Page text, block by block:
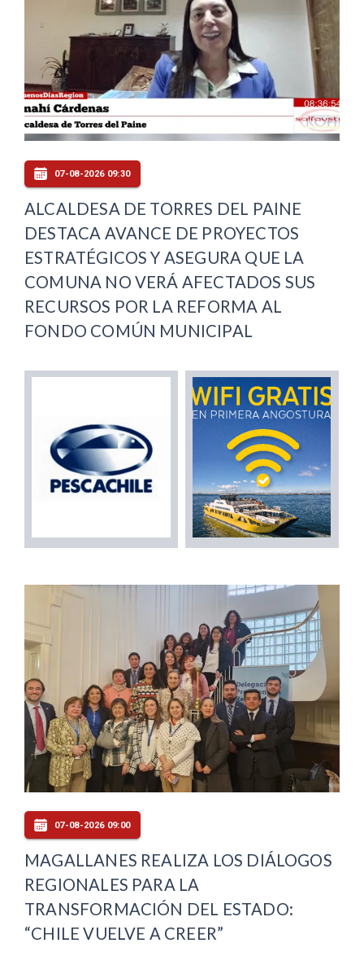
07-08-2026 09:30
ALCALDESA DE TORRES DEL PAINE
DESTACA AVANCE DE PROYECTOS
ESTRATÉGICOS Y ASEGURA QUE LA
COMUNA NO VERÁ AFECTADOS SUS
RECURSOS POR LA REFORMA AL
FONDO COMÚN MUNICIPAL
07-08-2026 09:00
MAGALLANES REALIZA LOS DIÁLOGOS
REGIONALES PARA LA
TRANSFORMACIÓN DEL ESTADO:
“CHILE VUELVE A CREER”